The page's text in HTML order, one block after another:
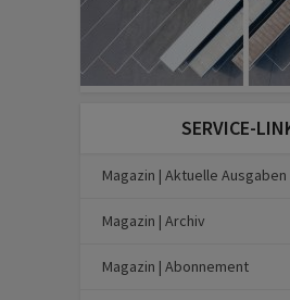
SERVICE-
Magazin | Aktuelle Ausgaben
Magazin | Archiv
Magazin | Abonnement